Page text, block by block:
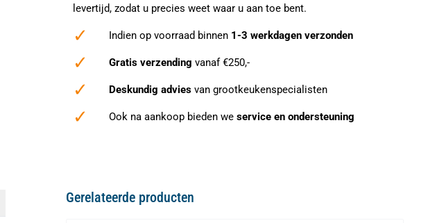
levertijd, zodat u precies weet waar u aan toe bent.
✓ Indien op voorraad binnen 1-3 werkdagen verzonden
✓ Gratis verzending vanaf €250,-
✓ Deskundig advies van grootkeukenspecialisten
✓ Ook na aankoop bieden weservice en ondersteuning
Gerelateerde producten